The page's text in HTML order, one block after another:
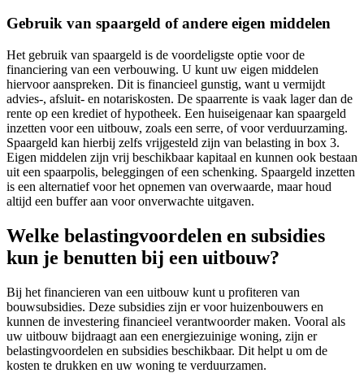
Gebruik van spaargeld of andere eigen middelen
Het gebruik van spaargeld is de voordeligste optie voor de
financiering van een verbouwing. U kunt uw eigen middelen
hiervoor aanspreken. Dit is financieel gunstig, want u vermijdt
advies-, afsluit- en notariskosten. De spaarrente is vaak lager dan de
rente op een krediet of hypotheek. Een huiseigenaar kan spaargeld
inzetten voor een uitbouw, zoals een serre, of voor verduurzaming.
Spaargeld kan hierbij zelfs vrijgesteld zijn van belasting in box 3.
Eigen middelen zijn vrij beschikbaar kapitaal en kunnen ook bestaan
uit een spaarpolis, beleggingen of een schenking. Spaargeld inzetten
is een alternatief voor het opnemen van overwaarde, maar houd
altijd een buffer aan voor onverwachte uitgaven.
Welke belastingvoordelen en subsidies
kun je benutten bij een uitbouw?
Bij het financieren van een uitbouw kunt u profiteren van
bouwsubsidies. Deze subsidies zijn er voor huizenbouwers en
kunnen de investering financieel verantwoorder maken. Vooral als
uw uitbouw bijdraagt aan een energiezuinige woning, zijn er
belastingvoordelen en subsidies beschikbaar. Dit helpt u om de
kosten te drukken en uw woning te verduurzamen.